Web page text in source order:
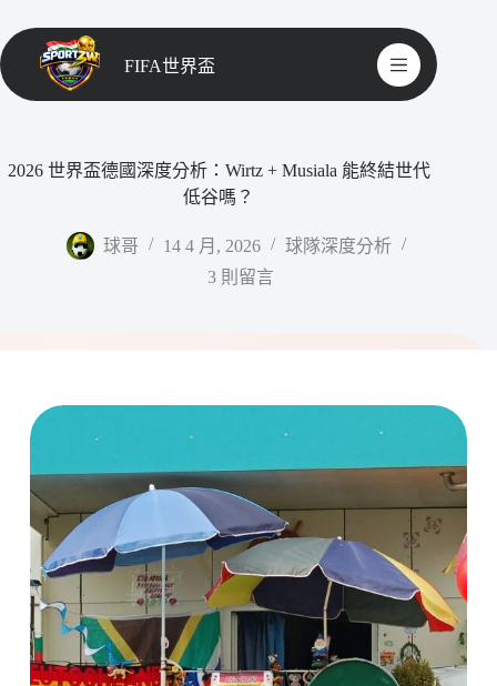
FIFA世界盃
2026 世界盃德國深度分析：Wirtz + Musiala 能終結世代
低谷嗎？
球哥 14 4 月, 2026
球隊深度分析
3 則留言